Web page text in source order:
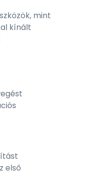
mint
kínált
első